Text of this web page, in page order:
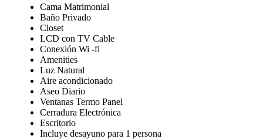
Cama Matrimonial
Baño Privado
Closet
LCD con TV Cable
Conexión Wi -fi
Amenities
Luz Natural
Aire acondicionado
Aseo Diario
Ventanas Termo Panel
Cerradura Electrónica
Escritorio
Incluye desayuno para 1 persona